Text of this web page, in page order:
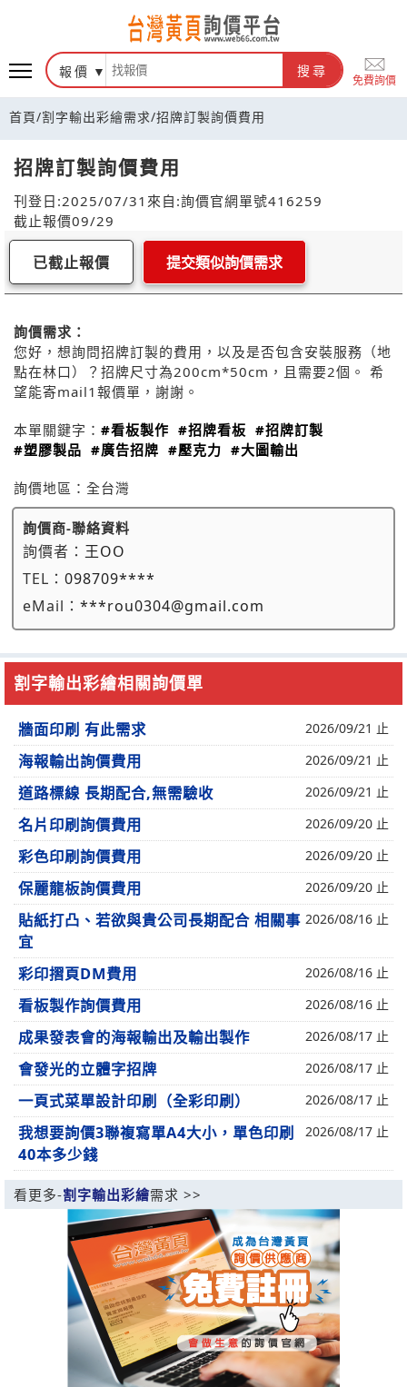
報價 搜尋
免費詢價
首頁/割字輸出彩繪需求/招牌訂製詢價費用
招牌訂製詢價費用
刊登日:2025/07/31 來自:詢價官網單號416259
截止報價09/29
已截止報價 提交類似詢價需求
詢價需求：
您好，想詢問招牌訂製的費用，以及是否包含安裝服務（地
點在林口）？招牌尺寸為200cm*50cm，且需要2個。 希
望能寄mail1報價單，謝謝。
本單關鍵字： #看板製作 #招牌看板 #招牌訂製
#塑膠製品 #廣告招牌 #壓克力 #大圖輸出
詢價地區： 全台灣
詢價商-聯絡資料
詢價者： 王OO
TEL： 098709****
eMail： ***rou0304@gmail.com
割字輸出彩繪相關詢價單
牆面印刷 有此需求 2026/09/21 止
海報輸出詢價費用 2026/09/21 止
道路標線 長期配合,無需驗收 2026/09/21 止
名片印刷詢價費用 2026/09/20 止
彩色印刷詢價費用 2026/09/20 止
保麗龍板詢價費用 2026/09/20 止
貼紙打凸、若欲與貴公司長期配合 相關事
宜
2026/08/16 止
彩印摺頁DM費用 2026/08/16 止
看板製作詢價費用 2026/08/16 止
成果發表會的海報輸出及輸出製作 2026/08/17 止
會發光的立體字招牌 2026/08/17 止
一頁式菜單設計印刷（全彩印刷） 2026/08/17 止
我想要詢價3聯複寫單A4大小，單色印刷
40本多少錢
2026/08/17 止
看更多-割字輸出彩繪需求 >>